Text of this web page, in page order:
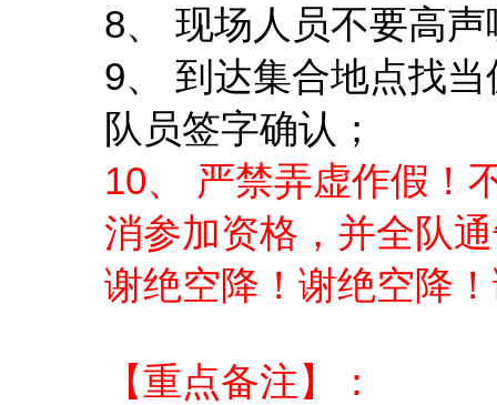
8、
现场人员不要高
9、
到达集合地点找
队员签字确认；
10、
严禁弄虚作假！
消参加资格，并全队
谢绝空降！谢绝空降
【重点备注】：